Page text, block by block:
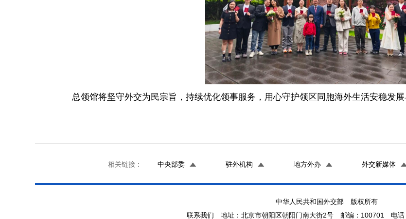
总领馆将坚守外交为民宗旨，持续优化领事服务，用心守护领区同胞海外生活安稳发展
相关链接： 中央部委 驻外机构 地方外办 外交新媒体
中华人民共和国外交部 版权所有
联系我们 地址：北京市朝阳区朝阳门南大街2号 邮编：100701 电话